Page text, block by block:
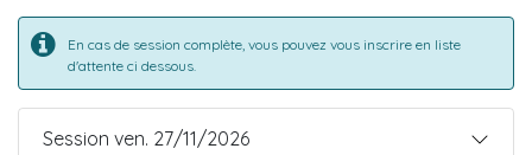
En cas de session complète, vous pouvez vous inscrire en liste
d'attente ci dessous.
Session ven. 27/11/2026